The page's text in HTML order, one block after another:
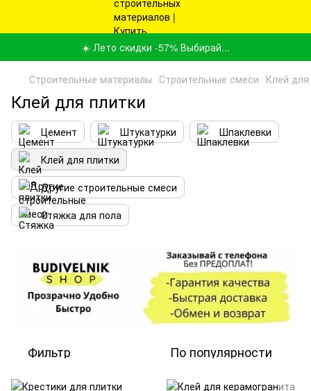
☀️ Лето скидки -57% Выбирай...
Строительные материалы Строительные смеси Клей
Клей для плитки
Цемент Штукатурки
Шпаклевки
Клей для плитки
Другие строительные смеси
Стяжка для пола
Фильтр По популярности